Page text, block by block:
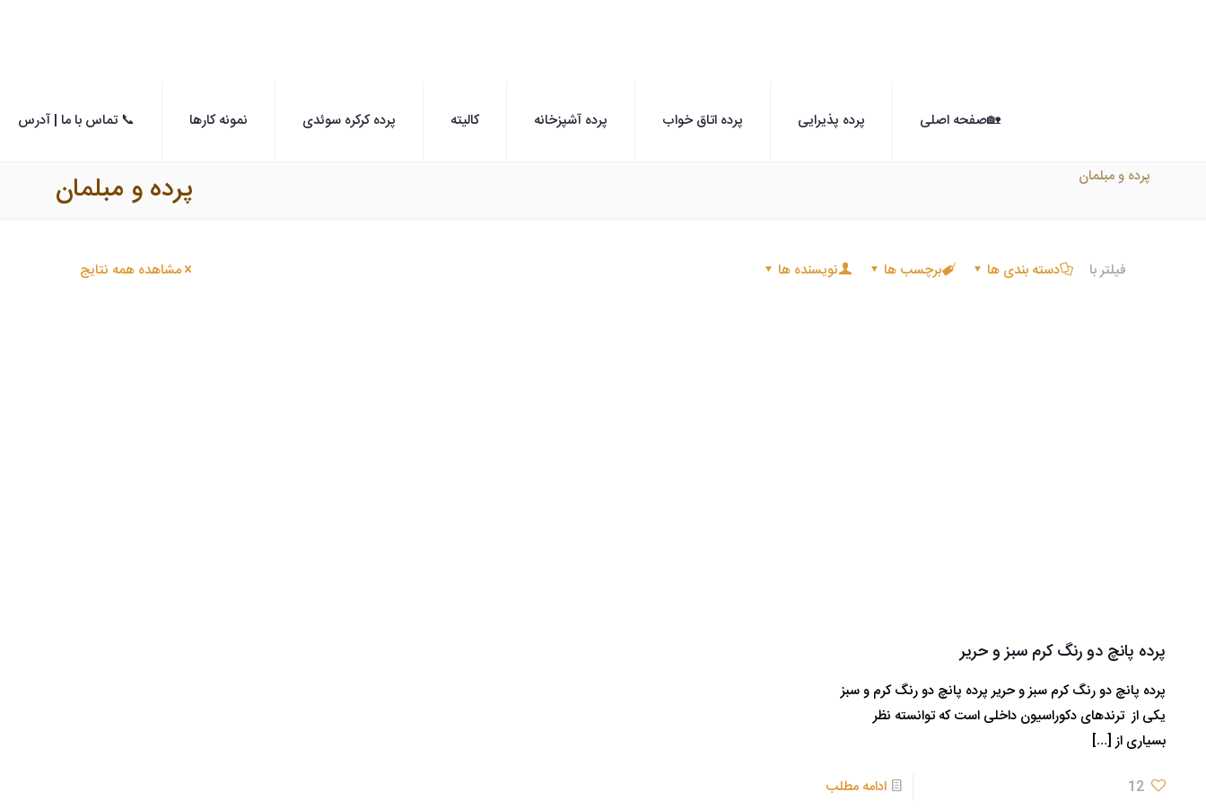
🏡صفحه اصلی پرده پذیرایی پرده اتاق خواب پرده آشپزخانه کالیته پرده کرکره سوئدی نمونه کارها 📞 تماس با ما | آدرس
پرده و مبلمان پرده و مبلمان
فیلتر با دسته بندی ها برچسب ها نویسنده ها مشاهده همه نتایج
پرده پانچ دو رنگ کرم سبز و حریر
پرده پانچ دو رنگ کرم سبز و حریر پرده پانچ دو رنگ کرم و سبز
یکی از ترندهای دکوراسیون داخلی است که توانسته نظر
بسیاری از[…]
12 ادامه مطلب